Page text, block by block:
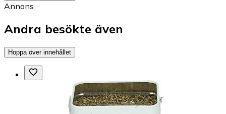
Annons
Andra besökte även
Hoppa över innehållet